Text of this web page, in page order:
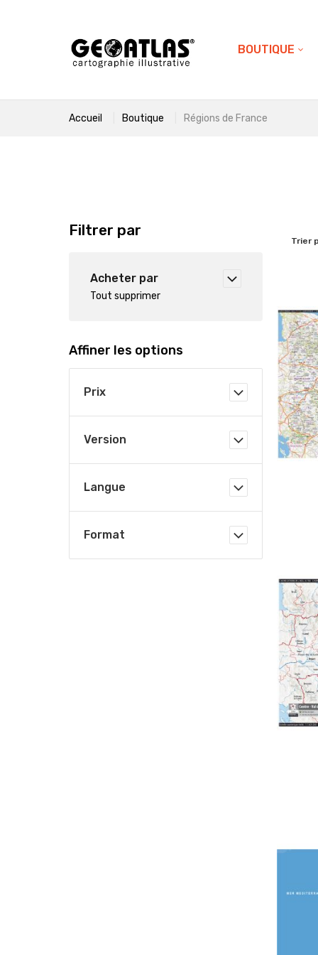
BOUTIQUE
Accueil Boutique Régions de France
Trier
Filtrer par
Acheter par
Tout supprimer
Affiner les options
Prix
Version
Langue
Format